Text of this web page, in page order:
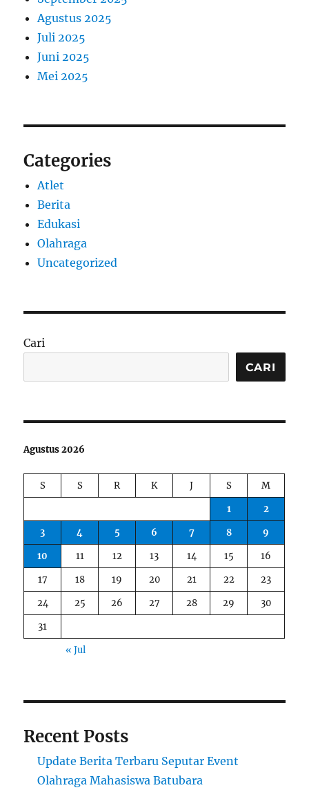
Agustus 2025
Juli 2025
Juni 2025
Mei 2025
Categories
Atlet
Berita
Edukasi
Olahraga
Uncategorized
Cari
CARI
Agustus 2026
S S R K J S
M
1
2
3
4 5 6 7 8
9
10
11 12 13 14 15
16
17
18 19 20 21 22
23
24
25 26 27 28 29
30
31
« Jul
Recent Posts
Update Berita Terbaru Seputar Event
Olahraga Mahasiswa Batubara